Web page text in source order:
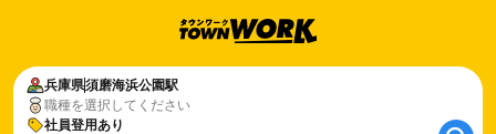
兵庫県須磨海浜公園駅
職種を選択してください
社員登用あり